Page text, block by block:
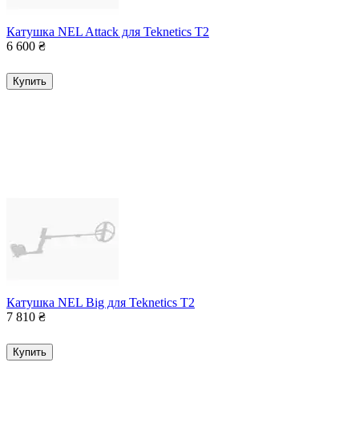
Катушка NEL Attack для Teknetics T2
6 600 ₴
Купить
Катушка NEL Big для Teknetics T2
7 810 ₴
Купить